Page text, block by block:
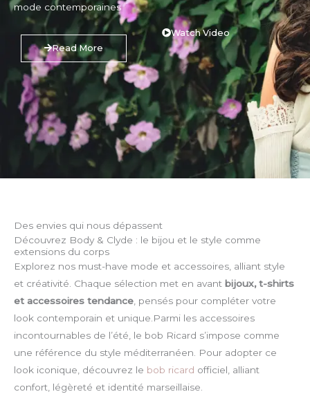
mode contemporaines
Read More
Watch Video
Des envies qui nous dépassent
Découvrez Body & Clyde : le bijou et le style comme
extensions du corps
Explorez nos must-have mode et accessoires, alliant style
et créativité. Chaque sélection met en avant bijoux, t-shirts
et accessoires tendance, pensés pour compléter votre
look contemporain et unique.Parmi les accessoires
incontournables de l’été, le bob Ricard s’impose comme
une référence du style méditerranéen. Pour adopter ce
look iconique, découvrez le bob ricard officiel, alliant
confort, légèreté et identité marseillaise.